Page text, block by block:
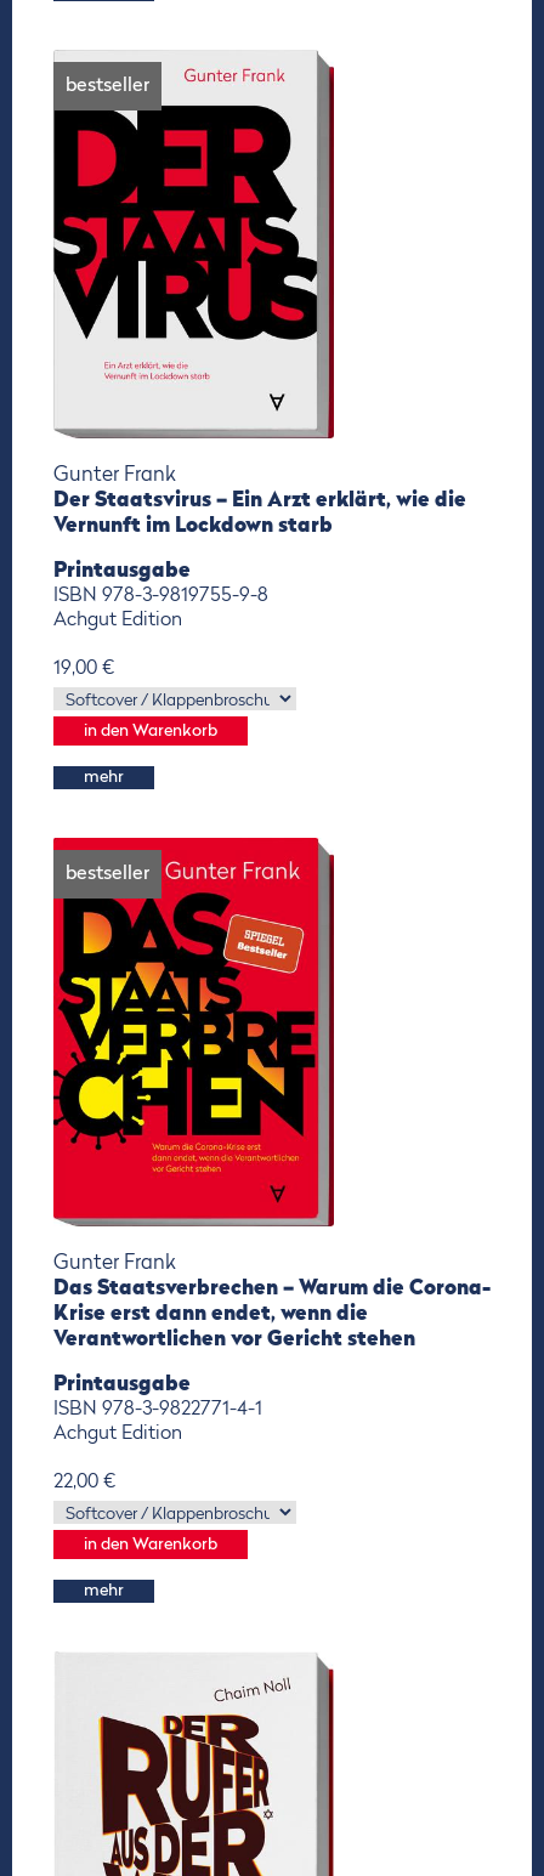
bestseller
Gunter Frank
Der Staatsvirus – Ein Arzt erklärt, wie die
Vernunft im Lockdown starb
Printausgabe
ISBN 978-3-9819755-9-8
Achgut Edition
19,00 €
mehr
bestseller
Gunter Frank
Das Staatsverbrechen – Warum die Corona-
Krise erst dann endet, wenn die
Verantwortlichen vor Gericht stehen
Printausgabe
ISBN 978-3-9822771-4-1
Achgut Edition
22,00 €
mehr